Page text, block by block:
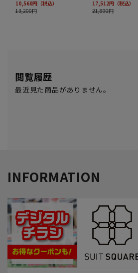
閲覧履歴
最近見た商品がありません。
INFORMATION